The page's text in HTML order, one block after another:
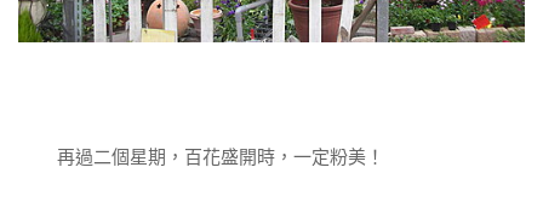
再過二個星期，百花盛開時，一定粉美！